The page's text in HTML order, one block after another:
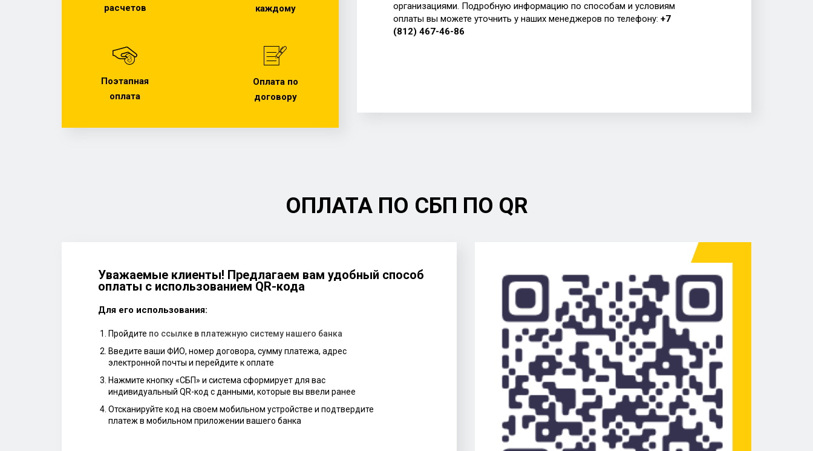
расчетов
каждому
Поэтапная
оплата
Оплата по
договору
организациями. Подробную информацию по способам и условиям
оплаты вы можете уточнить у наших менеджеров по телефону: +7
(812) 467-46-86
ОПЛАТА ПО СБП ПО QR
Уважаемые клиенты! Предлагаем вам удобный способ
оплаты с использованием QR-кода
Для его использования:
Пройдите по ссылке в платежную систему нашего банка
Введите ваши ФИО, номер договора, сумму платежа, адрес
электронной почты и перейдите к оплате
Нажмите кнопку «СБП» и система сформирует для вас
индивидуальный QR-код с данными, которые вы ввели ранее
Отсканируйте код на своем мобильном устройстве и подтвердите
платеж в мобильном приложении вашего банка